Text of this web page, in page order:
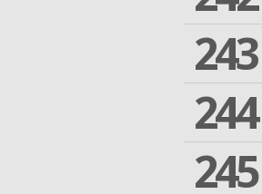
243
244
245